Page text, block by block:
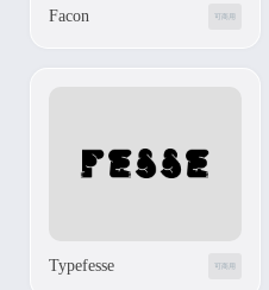
Facon 可商用
Typefesse 可商用